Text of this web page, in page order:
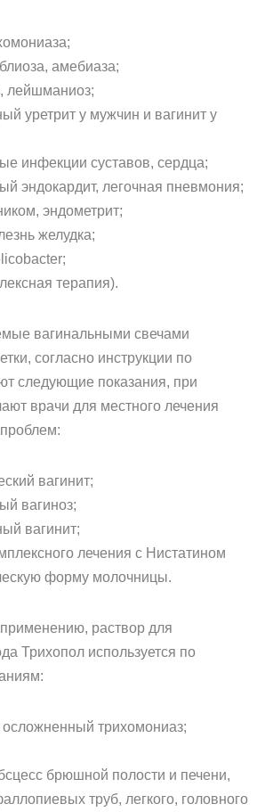
амебиаза;
лейшманиоз;
уретрит у мужчин и вагинит у
инфекции суставов, сердца;
эндокардит, легочная пневмония;
эндометрит;
желудка;
терапия).
вагинальными свечами
согласно инструкции по
следующие показания, при
врачи для местного лечения
проблем:
вагинит;
вагиноз;
вагинит;
лечения с Нистатином
форму молочницы.
раствор для
Трихопол используется по
осложненный трихомониаз;
брюшной полости и печени,
труб, легкого, головного